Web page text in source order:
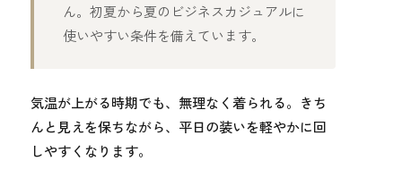
ん。初夏から夏のビジネスカジュアルに
使いやすい条件を備えています。
気温が上がる時期でも、無理なく着られる。きち
んと見えを保ちながら、平日の装いを軽やかに回
しやすくなります。